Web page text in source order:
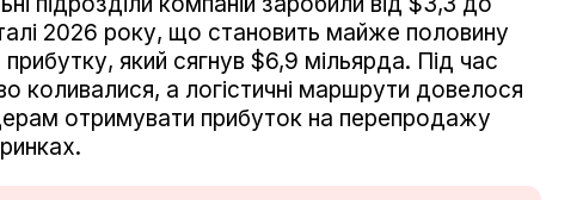
2026 року, що становить майже половину
прибутку, який сягнув $6,9 мільярда. Під час
коливалися, а логістичні маршрути довелося
отримувати прибуток на перепродажу